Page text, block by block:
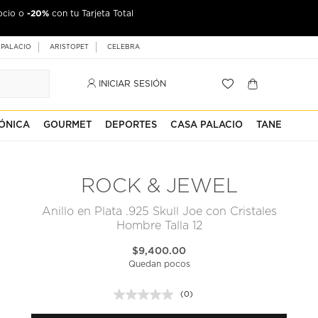
o -20% con tu Tarjeta Total
Palacio
ARISTOPET CELEBRA
INICIAR SESIÓN
GOURMET DEPORTES CASA PALACIO TANE
ROCK & JEWEL
Anillo en Plata .925 Skull Joe con Cristales
Hombre Talla 12
$9,400.00
Quedan pocos
Sin
puntuación.
(0)